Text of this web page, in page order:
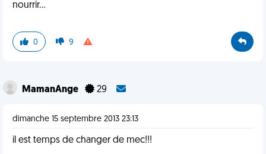
nourrir...
0 9
MamanAnge 29
dimanche 15 septembre 2013 23:13
il est temps de changer de mec!!!